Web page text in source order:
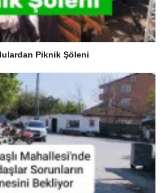
Piknik Şöleni